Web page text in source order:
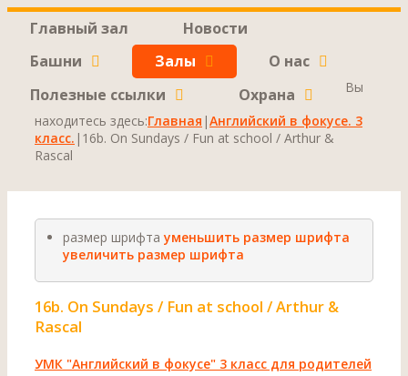
Главный зал
Новости
Башни
Залы
О нас
Полезные ссылки
Охрана
Вы
находитесь здесь:Главная |Английский в фокусе. 3
класс. | 16b. On Sundays / Fun at school / Arthur &
Rascal
размер шрифта уменьшить размер шрифта
увеличить размер шрифта
16b. On Sundays / Fun at school / Arthur &
Rascal
УМК "Английский в фокусе" 3 класс для родителей